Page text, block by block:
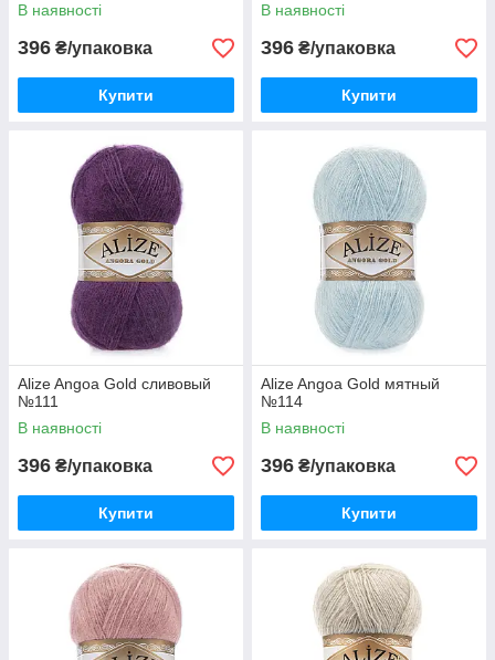
В наявності
396 ₴/упаковка
Купити
В наявності
396 ₴/упаковка
Купити
Alize Angoa Gold сливовый
№111
В наявності
396 ₴/упаковка
Купити
Alize Angoa Gold мятный
№114
В наявності
396 ₴/упаковка
Купити